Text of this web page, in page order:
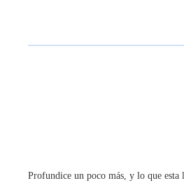
Profundice un poco más, y lo que esta